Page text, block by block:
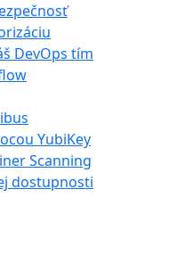
DevOps tím
YubiKey
Scanning
dostupnosti